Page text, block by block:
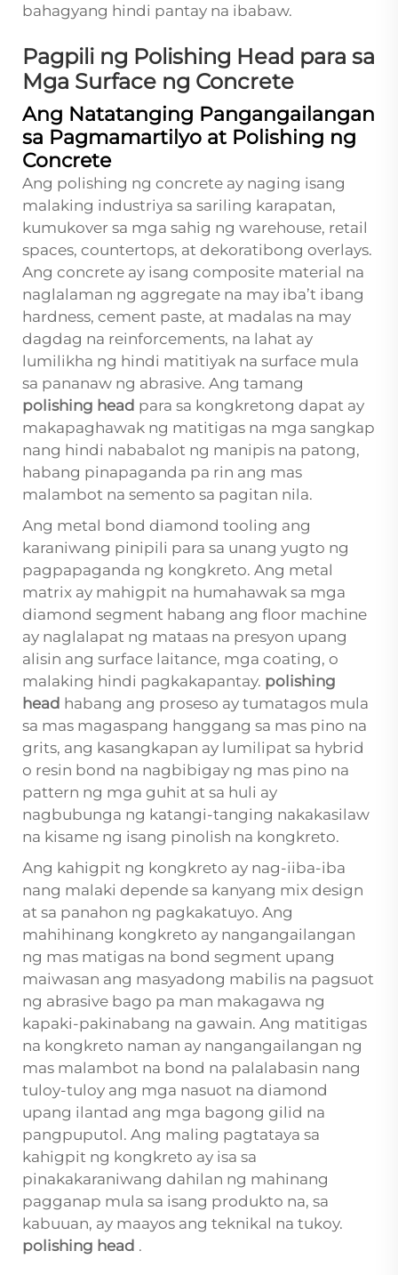
bahagyang hindi pantay na ibabaw.
Pagpili ng Polishing Head para sa
Mga Surface ng Concrete
Ang Natatanging Pangangailangan
sa Pagmamartilyo at Polishing ng
Concrete
Ang polishing ng concrete ay naging isang
malaking industriya sa sariling karapatan,
kumukover sa mga sahig ng warehouse, retail
spaces, countertops, at dekoratibong overlays.
Ang concrete ay isang composite material na
naglalaman ng aggregate na may iba’t ibang
hardness, cement paste, at madalas na may
dagdag na reinforcements, na lahat ay
lumilikha ng hindi matitiyak na surface mula
sa pananaw ng abrasive. Ang tamang
polishing head para sa kongkretong dapat ay
makapaghawak ng matitigas na mga sangkap
nang hindi nababalot ng manipis na patong,
habang pinapaganda pa rin ang mas
malambot na semento sa pagitan nila.
Ang metal bond diamond tooling ang
karaniwang pinipili para sa unang yugto ng
pagpapaganda ng kongkreto. Ang metal
matrix ay mahigpit na humahawak sa mga
diamond segment habang ang floor machine
ay naglalapat ng mataas na presyon upang
alisin ang surface laitance, mga coating, o
malaking hindi pagkakapantay. polishing
head habang ang proseso ay tumatagos mula
sa mas magaspang hanggang sa mas pino na
grits, ang kasangkapan ay lumilipat sa hybrid
o resin bond na nagbibigay ng mas pino na
pattern ng mga guhit at sa huli ay
nagbubunga ng katangi-tanging nakakasilaw
na kisame ng isang pinolish na kongkreto.
Ang kahigpit ng kongkreto ay nag-iiba-iba
nang malaki depende sa kanyang mix design
at sa panahon ng pagkakatuyo. Ang
mahihinang kongkreto ay nangangailangan
ng mas matigas na bond segment upang
maiwasan ang masyadong mabilis na pagsuot
ng abrasive bago pa man makagawa ng
kapaki-pakinabang na gawain. Ang matitigas
na kongkreto naman ay nangangailangan ng
mas malambot na bond na palalabasin nang
tuloy-tuloy ang mga nasuot na diamond
upang ilantad ang mga bagong gilid na
pangpuputol. Ang maling pagtataya sa
kahigpit ng kongkreto ay isa sa
pinakakaraniwang dahilan ng mahinang
pagganap mula sa isang produkto na, sa
kabuuan, ay maayos ang teknikal na tukoy.
polishing head .